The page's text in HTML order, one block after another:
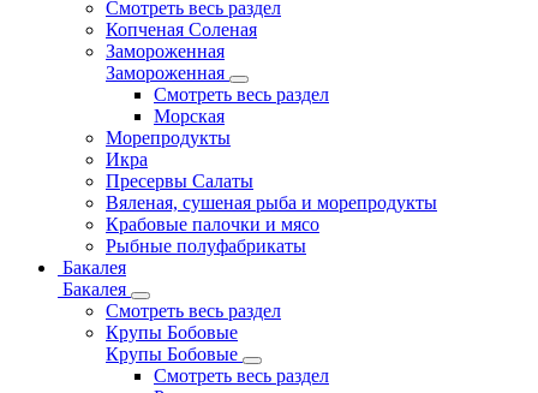
Смотреть весь раздел
Копченая Соленая
Замороженная
Замороженная
Смотреть весь раздел
Морская
Морепродукты
Икра
Пресервы Салаты
Вяленая, сушеная рыба и морепродукты
Крабовые палочки и мясо
Рыбные полуфабрикаты
Бакалея
Бакалея
Смотреть весь раздел
Крупы Бобовые
Крупы Бобовые
Смотреть весь раздел